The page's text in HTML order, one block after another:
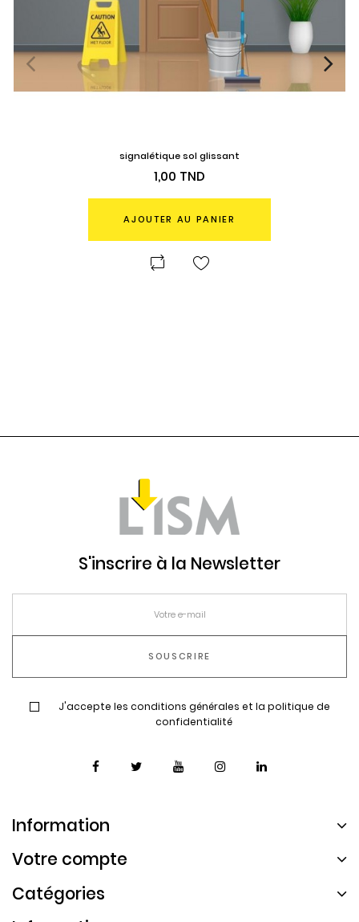
signalétique sol glissant
Prix
1,00 TND
AJOUTER AU PANIER
S'inscrire à la Newsletter
J'accepte les conditions générales et la politique de
confidentialité
Information
Votre compte
Catégories